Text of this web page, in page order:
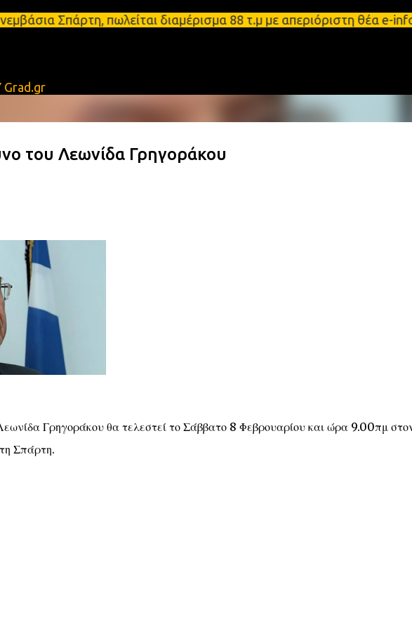
Μετάβαση στο κύριο περιεχόμενο
Σπάρτη, πωλείται διαμέρισμα 88 τ.μ με
του Λεωνίδα Γρηγοράκου
Γρηγοράκου θα τελεστεί το Σάββατο 8 Φεβρουαρίου και ώρα 9.00πμ
Σπάρτη.